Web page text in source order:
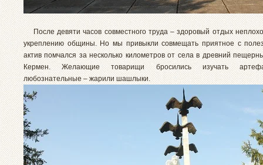
После девяти часов совместного труда – здоровый отдых неплохо
укреплению общины. Но мы привыкли совмещать приятное с
актив помчался за несколько километров от села в древний
Кермен. Желающие товарищи бросились изучать
любознательные – жарили шашлыки.